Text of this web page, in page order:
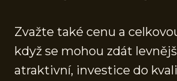
Zvažte také cenu a
když se mohou zdát
atraktivní, investice do